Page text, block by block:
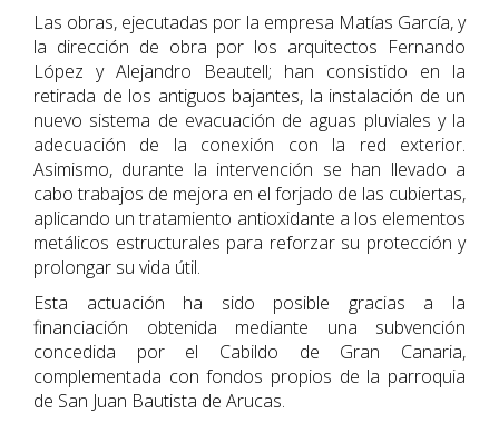
Las obras, ejecutadas por la empresa Matías García, y
la dirección de obra por los arquitectos Fernando
López y Alejandro Beautell; han consistido en la
retirada de los antiguos bajantes, la instalación de un
nuevo sistema de evacuación de aguas pluviales y la
adecuación de la conexión con la red exterior.
Asimismo, durante la intervención se han llevado a
cabo trabajos de mejora en el forjado de las cubiertas,
aplicando un tratamiento antioxidante a los elementos
metálicos estructurales para reforzar su protección y
prolongar su vida útil.
Esta actuación ha sido posible gracias a la
financiación obtenida mediante una subvención
concedida por el Cabildo de Gran Canaria,
complementada con fondos propios de la parroquia
de San Juan Bautista de Arucas.